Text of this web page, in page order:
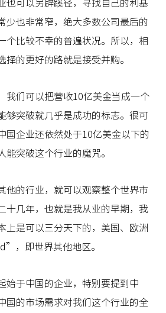
也可以另辟蹊径，寻找自己的利基
少也非常窄，绝大多数公司最后的
个比较不幸的普遍状况。所以，相
择的更好的路就是接受并购。
我们可以把营收10亿美金当成一个
够突破就几乎是成功的标志。很可
国企业还依然处于10亿美金以下的
能突破这个行业的魔咒。
他的行业，就可以观察整个世界市
十几年，也就是我从业的早期，我
上是可以三分天下的，美国、欧洲
，即世界其他地区。
始于中国的企业，特别要提到中
国的市场需求对我们这个行业的全